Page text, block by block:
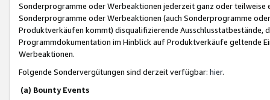
Sonderprogramme oder Werbeaktionen jederzeit ganz oder
Sonderprogramme oder Werbeaktionen (auch Sonderprogramme
Produktverkäufen kommt) disqualifizierende Ausschlusstatbestände,
Programmdokumentation im Hinblick auf Produktverkäufe geltende
Werbeaktionen.
Folgende Sondervergütungen sind derzeit verfügbar: hier.
(a) Bounty Events